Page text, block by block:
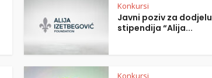
Konkursi
Javni poziv za dodjelu
stipendija “Alija...
Konkursi